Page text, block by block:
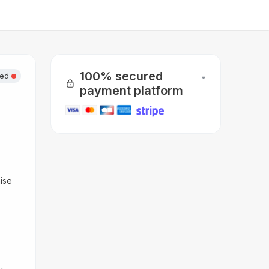
100% secured
payment platform